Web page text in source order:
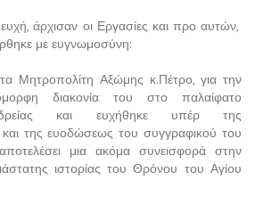
άρχισαν οι Εργασίες και προ αυτών,
με ευγνωμοσύνη:
Μητροπολίτη Αξώμης κ.Πέτρο, για την
διακονία του στο παλαίφατο
και ευχήθηκε υπέρ της
της ευοδώσεως του συγγραφικού του
μια ακόμα συνεισφορά στην
ιστορίας του Θρόνου του Αγίου